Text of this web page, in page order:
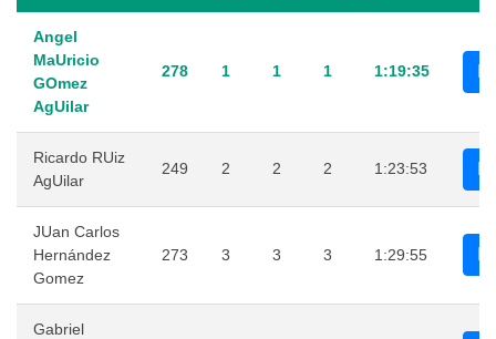
Angel
MaUricio
GOmez
AgUilar
278 1 1 1 1:19:35
Ricardo RUiz
AgUilar
249 2 2 2 1:23:53
JUan Carlos
Hernández
Gomez
273 3 3 3 1:29:55
Gabriel